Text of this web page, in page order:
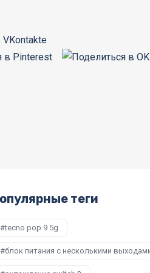
теги
tecno pop 9 5g
блок питания с несколькими